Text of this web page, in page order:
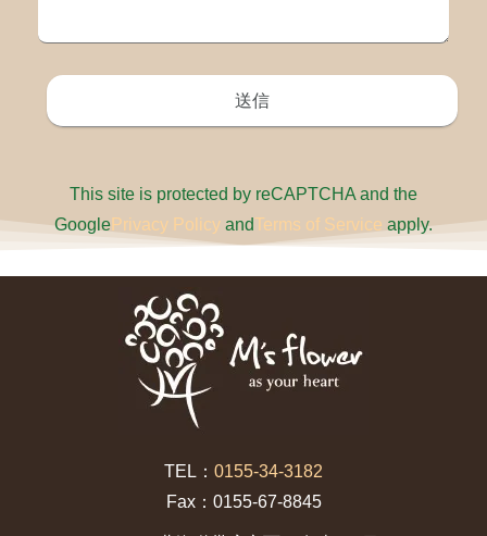
This site is protected by reCAPTCHA and the
GooglePrivacy Policy andTerms of Service apply.
TEL： 0155-34-3182
Fax：0155-67-8845